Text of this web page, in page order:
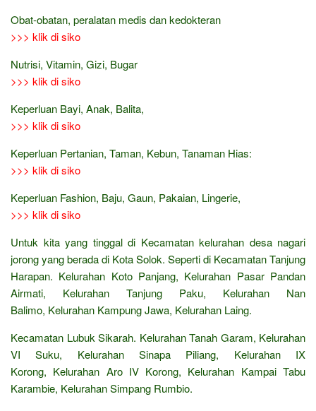
Obat-obatan, peralatan medis dan kedokteran
>>> klik di siko
Nutrisi, Vitamin, Gizi, Bugar
>>> klik di siko
Keperluan Bayi, Anak, Balita,
>>> klik di siko
Keperluan Pertanian, Taman, Kebun, Tanaman Hias:
>>> klik di siko
Keperluan Fashion, Baju, Gaun, Pakaian, Lingerie,
>>> klik di siko
Untuk kita yang tinggal di Kecamatan kelurahan desa nagari
jorong yang berada di Kota Solok. Seperti di Kecamatan Tanjung
Harapan. Kelurahan Koto Panjang, Kelurahan Pasar Pandan
Airmati, Kelurahan Tanjung Paku, Kelurahan Nan
Balimo, Kelurahan Kampung Jawa, Kelurahan Laing.
Kecamatan Lubuk Sikarah. Kelurahan Tanah Garam, Kelurahan
VI Suku, Kelurahan Sinapa Piliang, Kelurahan IX
Korong, Kelurahan Aro IV Korong, Kelurahan Kampai Tabu
Karambie, Kelurahan Simpang Rumbio.